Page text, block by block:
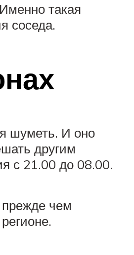
такая
соседа.
шуметь. И оно
другим
с 21.00 до 08.00.
чем